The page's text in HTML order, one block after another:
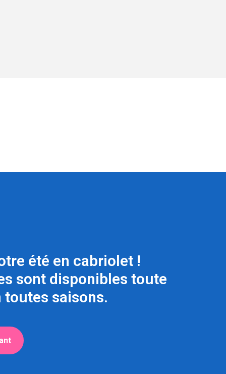
été en cabriolet !
sont disponibles toute
toutes saisons.